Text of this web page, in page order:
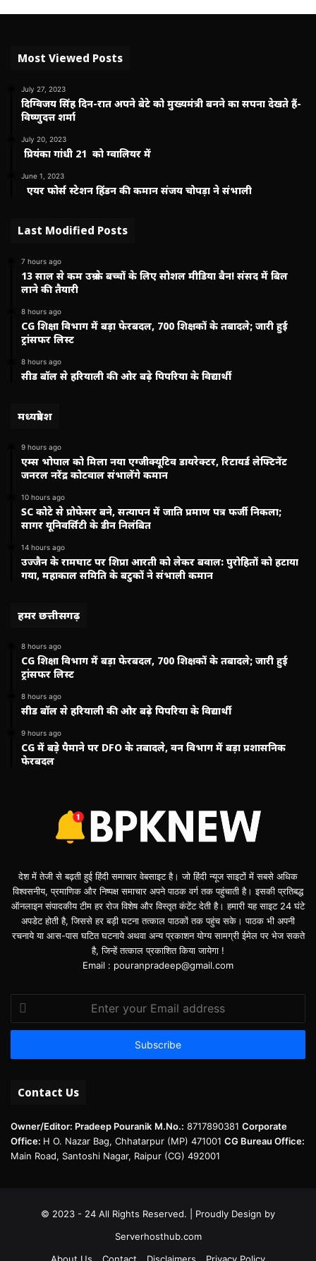
Most Viewed Posts
July 27, 2023
दिग्विजय सिंह दिन-रात अपने बेटे को मुख्यमंत्री बनने का सपना देखते हैं-
विष्णुदत्त शर्मा
July 20, 2023
प्रियंका गांधी 21 को ग्वालियर में
June 1, 2023
एयर फोर्स स्टेशन हिंडन की कमान संजय चोपड़ा ने संभाली
Last Modified Posts
7 hours ago
13 साल से कम उम्र के बच्चों के लिए सोशल मीडिया बैन! संसद में बिल
लाने की तैयारी
8 hours ago
CG शिक्षा विभाग में बड़ा फेरबदल, 700 शिक्षकों के तबादले; जारी हुई
ट्रांसफर लिस्ट
8 hours ago
सीड बॉल से हरियाली की ओर बढ़े पिपरिया के विद्यार्थी
मध्यप्रदेश
9 hours ago
एम्स भोपाल को मिला नया एग्जीक्यूटिव डायरेक्टर, रिटायर्ड लेफ्टिनेंट
जनरल नरेंद्र कोटवाल संभालेंगे कमान
10 hours ago
SC कोटे से प्रोफेसर बने, सत्यापन में जाति प्रमाण पत्र फर्जी निकला;
सागर यूनिवर्सिटी के डीन निलंबित
14 hours ago
उज्जैन के रामघाट पर शिप्रा आरती को लेकर बवाल: पुरोहितों को हटाया
गया, महाकाल समिति के बटुकों ने संभाली कमान
हमर छत्तीसगढ़
8 hours ago
CG शिक्षा विभाग में बड़ा फेरबदल, 700 शिक्षकों के तबादले; जारी हुई
ट्रांसफर लिस्ट
8 hours ago
सीड बॉल से हरियाली की ओर बढ़े पिपरिया के विद्यार्थी
9 hours ago
CG में बड़े पैमाने पर DFO के तबादले, वन विभाग में बड़ा प्रशासनिक
फेरबदल
देश में तेजी से बढ़ती हुई हिंदी समाचार वेबसाइट है। जो हिंदी न्यूज साइटों में सबसे अधिक
विश्वसनीय, प्रमाणिक और निष्पक्ष समाचार अपने पाठक वर्ग तक पहुंचाती है। इसकी प्रतिबद्ध
ऑनलाइन संपादकीय टीम हर रोज विशेष और विस्तृत कंटेंट देती है। हमारी यह साइट 24 घंटे
अपडेट होती है, जिससे हर बड़ी घटना तत्काल पाठकों तक पहुंच सके। पाठक भी अपनी
रचनाये या आस-पास घटित घटनाये अथवा अन्य प्रकाशन योग्य सामग्री ईमेल पर भेज सकते
है, जिन्हें तत्काल प्रकाशित किया जायेगा !
Email : pouranpradeep@gmail.com
your
Email
Contact Us
Owner/Editor: Pradeep Pouranik M.No.: 8717890381 Corporate
Office: H O. Nazar Bag, Chhatarpur (MP) 471001 CG Bureau Office:
Main Road, Santoshi Nagar, Raipur (CG) 492001
© 2023 - 24 All Rights Reserved. | Proudly Design by
Serverhosthub.com
About Us
Contact Disclaimers Privacy Policy